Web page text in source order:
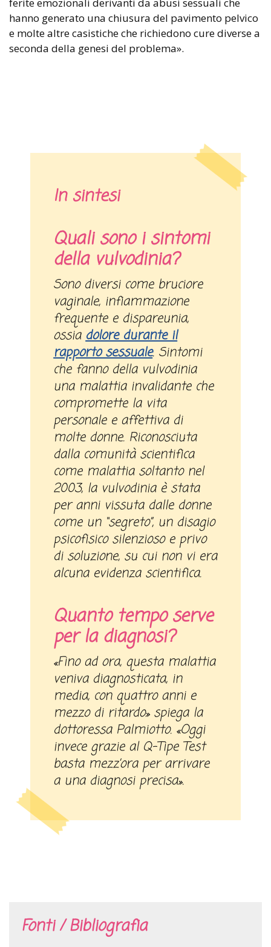
ferite emozionali derivanti da abusi sessuali che
hanno generato una chiusura del pavimento pelvico
e molte altre casistiche che richiedono cure diverse a
seconda della genesi del problema».
In sintesi
Quali sono i sintomi
della vulvodinia?
Sono diversi come bruciore
vaginale, infiammazione
frequente e dispareunia,
ossiadolore durante il
rapporto sessuale. Sintomi
che fanno della vulvodinia
una malattia invalidante che
compromette la vita
personale e affettiva di
molte donne. Riconosciuta
dalla comunità scientifica
come malattia soltanto nel
2003, la vulvodinia è stata
per anni vissuta dalle donne
come un “segreto”, un disagio
psicofisico silenzioso e privo
di soluzione, su cui non vi era
alcuna evidenza scientifica.
Quanto tempo serve
per la diagnosi?
«Fino ad ora, questa malattia
veniva diagnosticata, in
media, con quattro anni e
mezzo di ritardo» spiega la
dottoressa Palmiotto. «Oggi
invece grazie al Q-Tipe Test
basta mezz’ora per arrivare
a una diagnosi precisa».
Fonti / Bibliografia